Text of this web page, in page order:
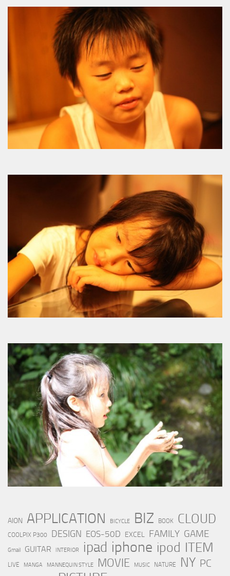
AION APPLICATION BICYCLE BIZ BOOK CLOUD
COOLPIX P300 DESIGN EOS-50D EXCEL FAMILY GAME
Gmail GUITAR INTERIOR ipad iphone ipod ITEM
LIVE MANGA MANNEQUIN STYLE MOVIE MUSIC NATURE NY PC